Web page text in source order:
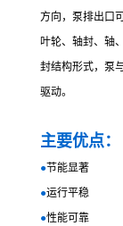
方向，泵排出口
叶轮、轴封、轴
封结构形式，泵
驱动。
主要优点：
●节能显著
●运行平稳
●性能可靠